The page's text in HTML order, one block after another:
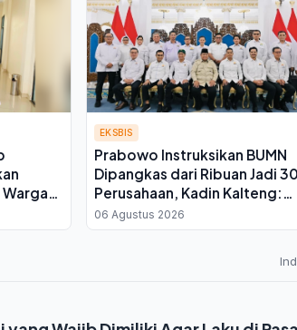
Rutan
EKSBIS
Prabowo Instruksikan BUMN
Dipangkas dari Ribuan Jadi
Perusahaan, Kadin Kalteng:
Infrastruktur Kembali ke
06 Agustus 2026